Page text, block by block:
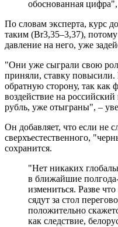
обоснованная
По словам эксперта, курс
таким (Br3,35–3,37),
давление на него, уже
"Они уже сыграли свою
приняли, ставку
обратную сторону, так как
воздействие на
рубль, уже отыграны", –
Он добавляет, что если не
сверхъестественного,
сохранится.
"Нет никаких
в ближайшие
измениться. Разве
сядут за стол
положительно
как следствие,